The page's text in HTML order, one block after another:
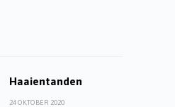
Haaientanden
24 OKTOBER 2020